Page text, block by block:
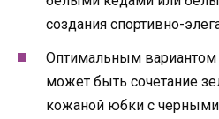
создания спортивно-
Оптимальным вариантом
может быть сочетание
кожаной юбки с